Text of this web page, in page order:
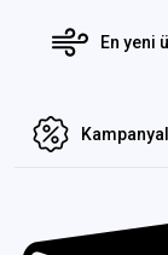
En yeni